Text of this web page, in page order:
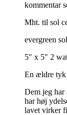
kommentar
Mht. til sol
evergreen
5″ x 5″ 2
En ældre tyk
Dem jeg har
har høj
lavet virker